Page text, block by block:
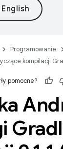
Programowanie
kompilacji
pomocne?